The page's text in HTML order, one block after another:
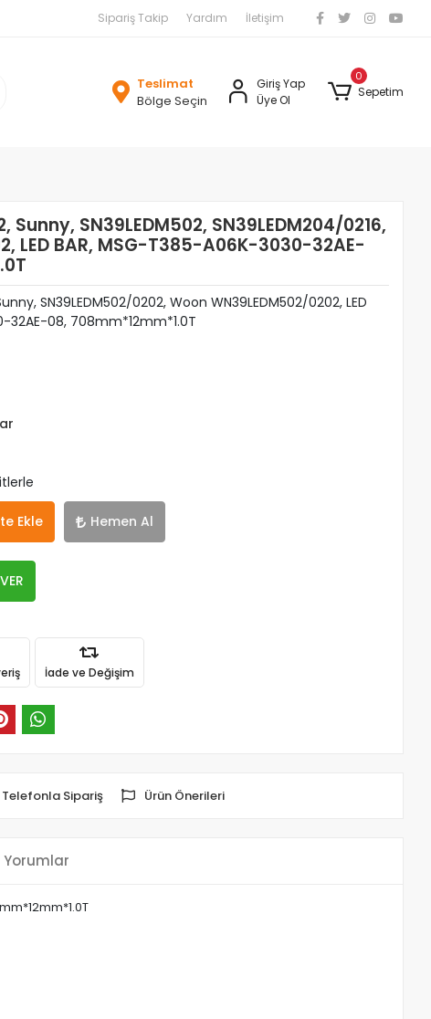
Sipariş Takip Yardım İletişim
Teslimat
Bölge Seçin
Giriş Yap
Üye Ol
0
Sepetim
Sunny, SN39LEDM502, SN39LEDM204/0216,
LED BAR, MSG-T385-A06K-3030-32AE-
SN39LEDM502/0202, Woon WN39LEDM502/0202, LED
32AE-08, 708mm*12mm*1.0T
Ekle Hemen Al
İade ve Değişim
Telefonla Sipariş Ürün Önerileri
Yorumlar